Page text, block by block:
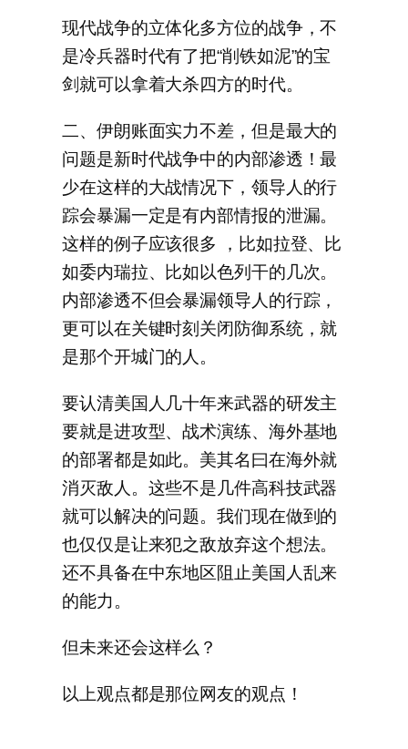
现代战争的立体化多方位的战争，不
是冷兵器时代有了把“削铁如泥”的宝
剑就可以拿着大杀四方的时代。
二、伊朗账面实力不差，但是最大的
问题是新时代战争中的内部渗透！最
少在这样的大战情况下，领导人的行
踪会暴漏一定是有内部情报的泄漏。
这样的例子应该很多 ，比如拉登、比
如委内瑞拉、比如以色列干的几次。
内部渗透不但会暴漏领导人的行踪，
更可以在关键时刻关闭防御系统，就
是那个开城门的人。
要认清美国人几十年来武器的研发主
要就是进攻型、战术演练、海外基地
的部署都是如此。美其名曰在海外就
消灭敌人。这些不是几件高科技武器
就可以解决的问题。我们现在做到的
也仅仅是让来犯之敌放弃这个想法。
还不具备在中东地区阻止美国人乱来
的能力。
但未来还会这样么？
以上观点都是那位网友的观点！